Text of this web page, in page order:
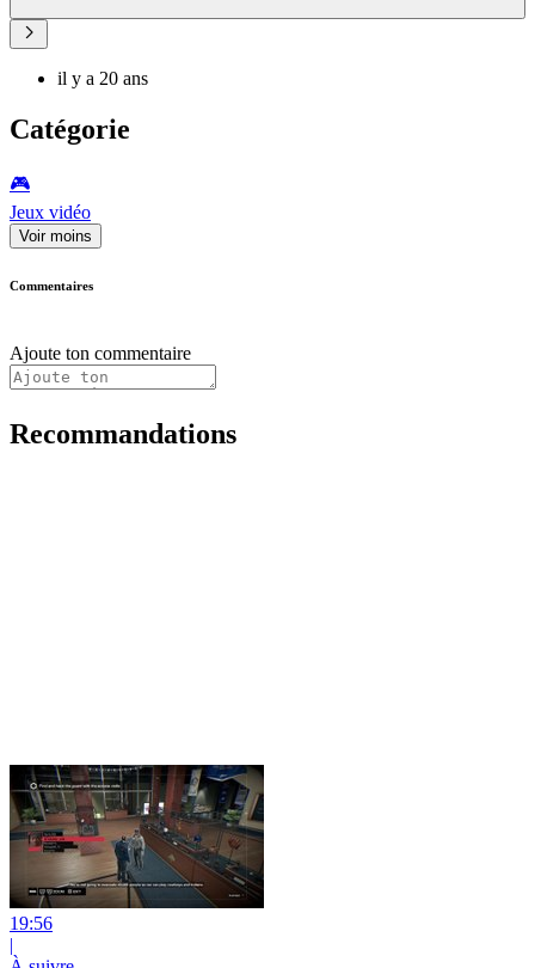
il y a 20 ans
Catégorie
🎮️
Jeux vidéo
Voir moins
Commentaires
Ajoute ton commentaire
Recommandations
19:56
|